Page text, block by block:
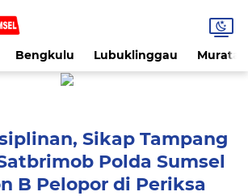
Bengkulu Lubuklinggau
Sikap Tampang
Polda Sumsel
B Pelopor di Periksa